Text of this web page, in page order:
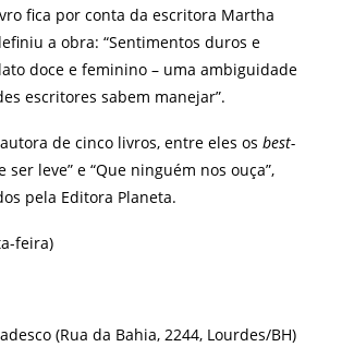
fica por conta da escritora Martha
a obra: “Sentimentos duros e
doce e feminino – uma ambiguidade
escritores sabem manejar”.
de cinco livros, entre eles os best-
ser leve” e “Que ninguém nos ouça”,
pela Editora Planeta.
feira)
(Rua da Bahia, 2244, Lourdes/BH)